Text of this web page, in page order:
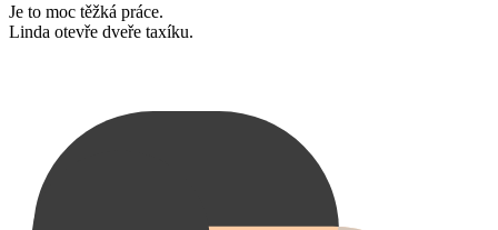
Je to moc těžká práce.
Linda otevře dveře taxíku.